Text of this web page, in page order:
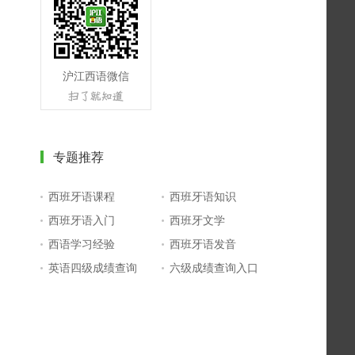
沪江西语微信
专题推荐
西班牙语课程
西班牙语知识
西班牙语入门
西班牙文学
西语学习经验
西班牙语发音
英语四级成绩查询
六级成绩查询入口